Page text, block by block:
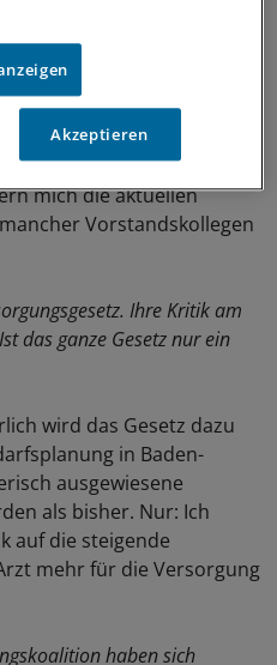
erheben, wenn das
ausufernden
mit sich bringt, die
kalkulieren kann.
mich die aktuellen
Vorstandskollegen
Ihre Kritik am
das ganze Gesetz nur ein
wird das Gesetz dazu
in Baden-
ausgewiesene
als bisher. Nur: Ich
auf die steigende
mehr für die Versorgung
haben sich
Akzeptieren